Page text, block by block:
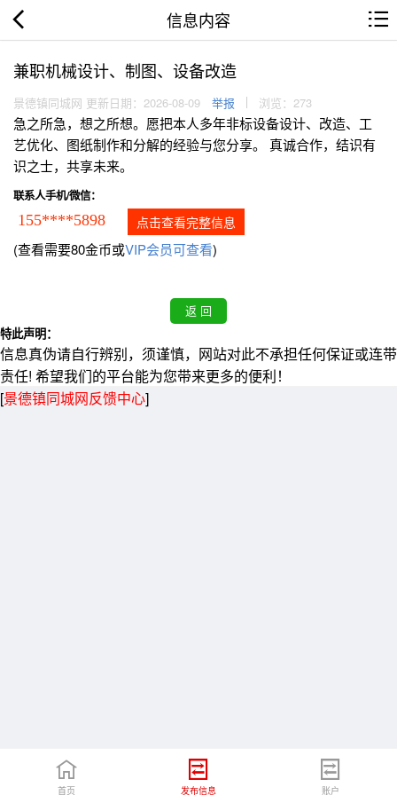
信息内容
兼职机械设计、制图、设备改造
景德镇同城网 更新日期：2026-08-09 举报 浏览：273
急之所急，想之所想。愿把本人多年非标设备设计、改造、工
艺优化、图纸制作和分解的经验与您分享。 真诚合作，结识有
识之士，共享未来。
联系人手机/微信：
155****5898 点击查看完整信息
(查看需要80金币或VIP会员可查看)
特此声明：
信息真伪请自行辨别，须谨慎，网站对此不承担任何保证或连带
责任! 希望我们的平台能为您带来更多的便利！
[景德镇同城网反馈中心]
首页 发布信息 账户